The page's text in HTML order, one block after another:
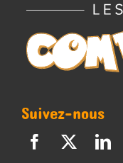
Suivez-nous